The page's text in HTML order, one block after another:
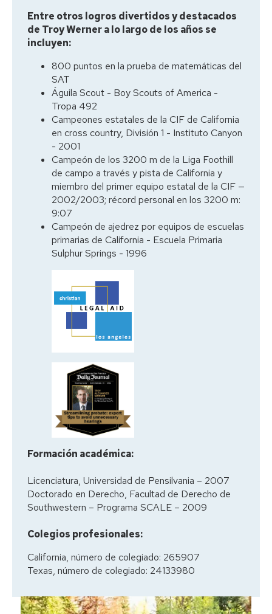
Entre otros logros divertidos y destacados
de Troy Werner a lo largo de los años se
incluyen:
800 puntos en la prueba de matemáticas del
SAT
Águila Scout - Boy Scouts of America -
Tropa 492
Campeones estatales de la CIF de California
en cross country, División 1 - Instituto Canyon
- 2001
Campeón de los 3200 m de la Liga Foothill
de campo a través y pista de California y
miembro del primer equipo estatal de la CIF —
2002/2003; récord personal en los 3200 m:
9:07
Campeón de ajedrez por equipos de escuelas
primarias de California - Escuela Primaria
Sulphur Springs - 1996
Formación académica:
Licenciatura, Universidad de Pensilvania – 2007
Doctorado en Derecho, Facultad de Derecho de
Southwestern – Programa SCALE – 2009
Colegios profesionales:
California, número de colegiado: 265907
Texas, número de colegiado: 24133980